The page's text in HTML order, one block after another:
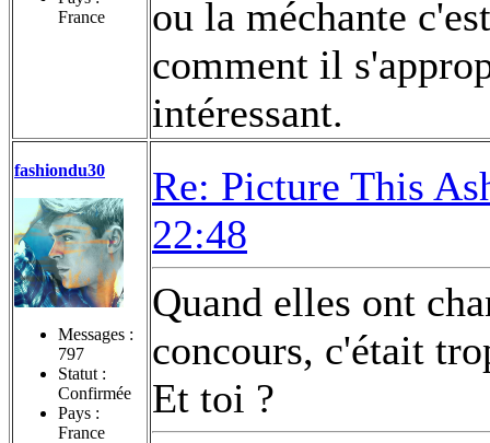
France
ou la méchante
comment il
intéressant.
fashiondu30
Messages :
797
Statut :
Confirmée
Pays :
France
Re: Picture This
22:48
Quand elles ont
concours, c'était
Et toi ?